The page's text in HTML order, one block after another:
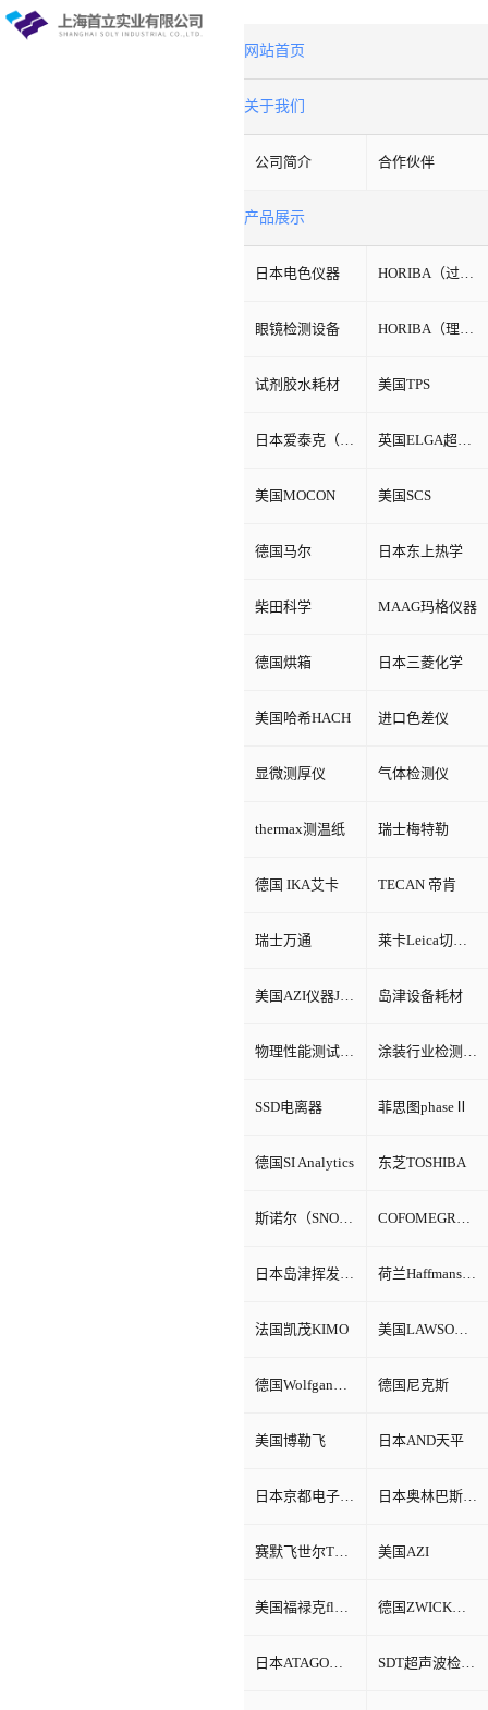
网站首页
关于我们
公司简介 合作伙伴
产品展示
日本电色仪器 HORIBA（过程&环境）
眼镜检测设备 HORIBA（理科学）
试剂胶水耗材 美国TPS
日本爱泰克（ETAC） 英国ELGA超纯水机
美国MOCON 美国SCS
德国马尔 日本东上热学
柴田科学 MAAG玛格仪器
德国烘箱 日本三菱化学
美国哈希HACH 进口色差仪
显微测厚仪 气体检测仪
thermax测温纸 瑞士梅特勒
德国 IKA艾卡 TECAN 帝肯
瑞士万通 莱卡Leica切片机和显微镜
美国AZI仪器Jerome环境检测仪器 岛津设备耗材
物理性能测试仪器 涂装行业检测设备
SSD电离器 菲思图phaseⅡ
德国SI Analytics 东芝TOSHIBA
斯诺尔（SNOL） COFOMEGRA盐雾腐蚀试验箱
日本岛津挥发性有机物VOC检测 荷兰Haffmans（哈夫曼）
法国凯茂KIMO 美国LAWSON劳森海默菲尔
德国Wolfgang Warmbier 德国尼克斯
美国博勒飞 日本AND天平
日本京都电子KEM 日本奥林巴斯Olympus
赛默飞世尔Thermo Fisher 美国AZI
美国福禄克fluke 德国ZWICK兹韦克
日本ATAGO（爱宕）折光仪 SDT超声波检测仪